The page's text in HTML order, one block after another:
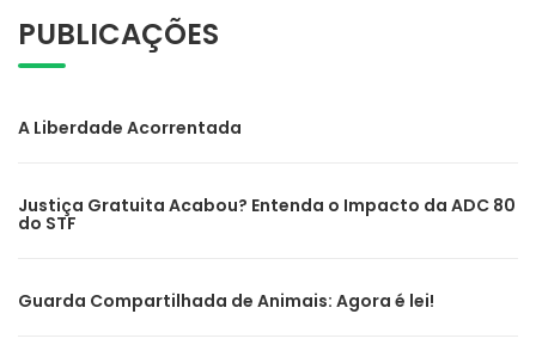
PUBLICAÇÕES
A Liberdade Acorrentada
Justiça Gratuita Acabou? Entenda o Impacto da ADC 80
do STF
Guarda Compartilhada de Animais: Agora é lei!